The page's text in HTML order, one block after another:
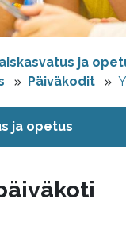
ja
Päiväkodit
ja opetus